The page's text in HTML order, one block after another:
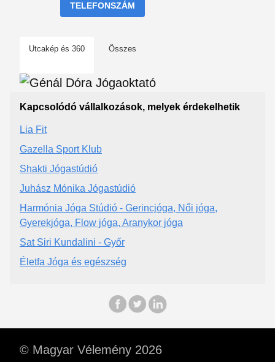
TELEFONSZÁM
Utcakép és 360 Összes
Kapcsolódó vállalkozások, melyek érdekelhetik
Lia Fit
Gazella Sport Klub
Shakti Jógastúdió
Juhász Mónika Jógastúdió
Harmónia Jóga Stúdió - Gerincjóga, Női jóga,
Gyerekjóga, Flow jóga, Aranykor jóga
Sat Siri Kundalini - Győr
Életfa Jóga és egészség
© Magyar Vélemény 2026